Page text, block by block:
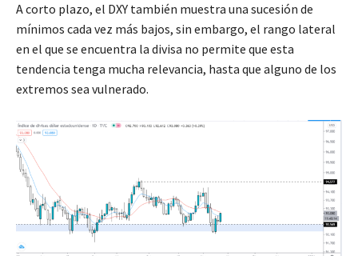
A corto plazo, el DXY también muestra una sucesión de
mínimos cada vez más bajos, sin embargo, el rango lateral
en el que se encuentra la divisa no permite que esta
tendencia tenga mucha relevancia, hasta que alguno de los
extremos sea vulnerado.